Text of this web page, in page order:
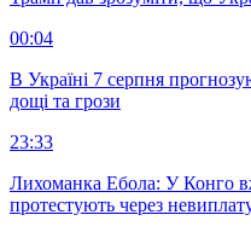
00:04
В Україні 7 серпня
дощі та грози
23:33
Лихоманка Ебола: У Конго
протестують через